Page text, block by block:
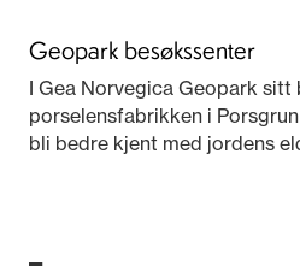
Geopark besøkssenter
I Gea Norvegica Geopark sitt
porselensfabrikken i
bli bedre kjent med jordens